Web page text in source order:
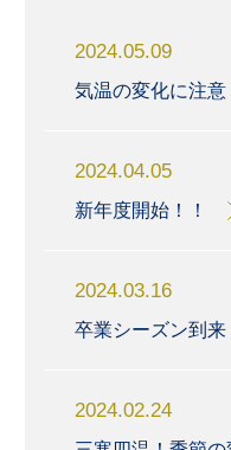
2024.05.09
気温の変化に注意
2024.04.05
新年度開始！！
2024.03.16
卒業シーズン到来
2024.02.24